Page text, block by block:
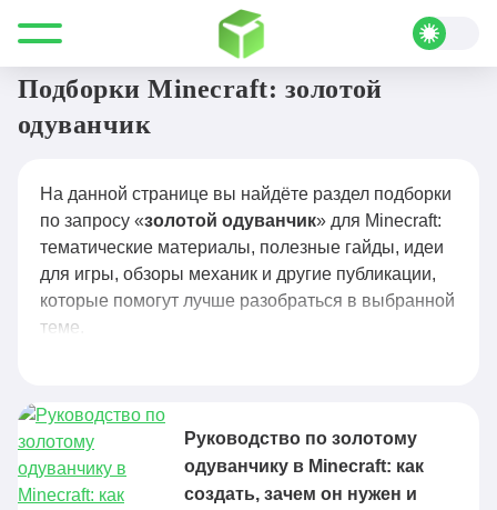
Все для Minecraft золотой одуванчик
Подборки Minecraft: золотой
одуванчик
На данной странице вы найдёте раздел подборки
по запросу «золотой одуванчик» для Minecraft:
тематические материалы, полезные гайды, идеи
для игры, обзоры механик и другие публикации,
которые помогут лучше разобраться в выбранной
теме.
Руководство по золотому
одуванчику в Minecraft: как
создать, зачем он нужен и